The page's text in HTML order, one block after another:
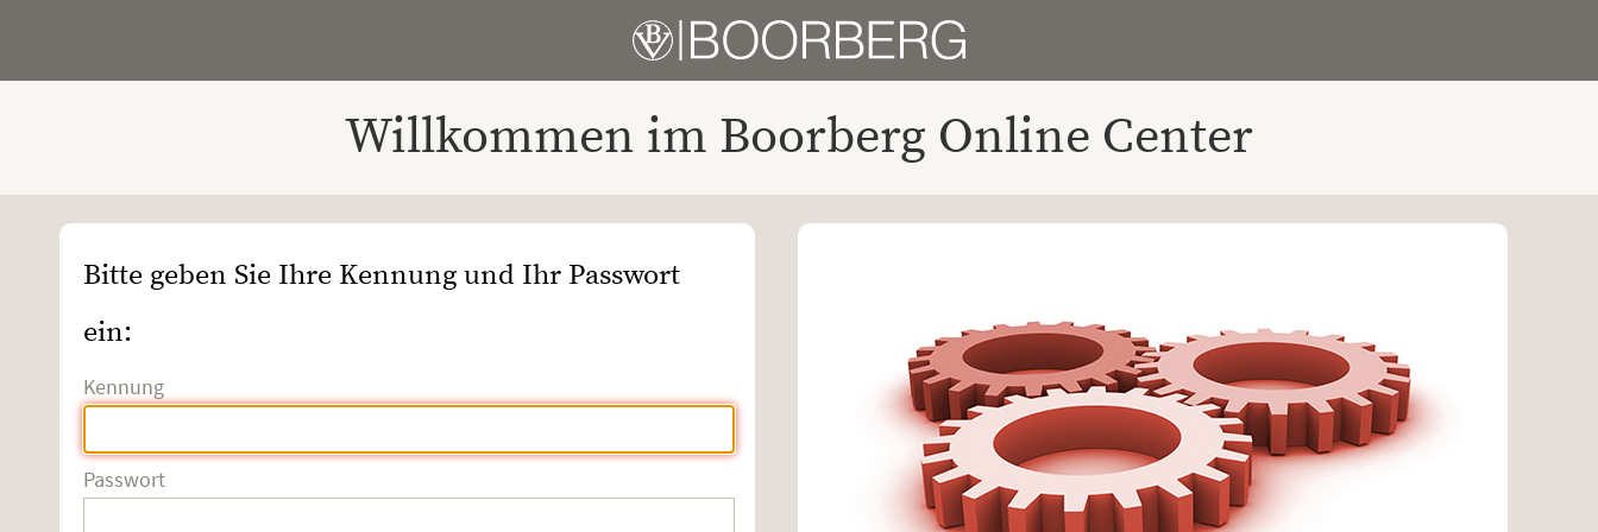
Willkommen im Boorberg Online Center
Bitte geben Sie Ihre Kennung und Ihr Passwort
ein:
Kennung
Passwort